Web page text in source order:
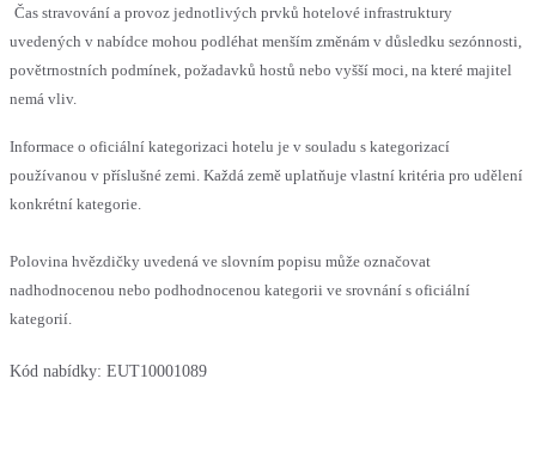
Čas stravování a provoz jednotlivých prvků hotelové infrastruktury
uvedených v nabídce mohou podléhat menším změnám v důsledku sezónnosti,
povětrnostních podmínek, požadavků hostů nebo vyšší moci, na které majitel
nemá vliv.
Informace o oficiální kategorizaci hotelu je v souladu s kategorizací
používanou v příslušné zemi. Každá země uplatňuje vlastní kritéria pro udělení
konkrétní kategorie.
Polovina hvězdičky uvedená ve slovním popisu může označovat
nadhodnocenou nebo podhodnocenou kategorii ve srovnání s oficiální
kategorií.
Kód nabídky: EUT10001089